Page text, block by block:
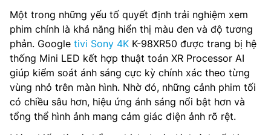
Một trong những yếu tố quyết định trải nghiệm xem
phim chính là khả năng hiển thị màu đen và độ tương
phản. Google tivi Sony 4K K-98XR50 được trang bị hệ
thống Mini LED kết hợp thuật toán XR Processor AI
giúp kiểm soát ánh sáng cực kỳ chính xác theo từng
vùng nhỏ trên màn hình. Nhờ đó, những cảnh phim tối
có chiều sâu hơn, hiệu ứng ánh sáng nổi bật hơn và
tổng thể hình ảnh mang cảm giác điện ảnh rõ rệt.